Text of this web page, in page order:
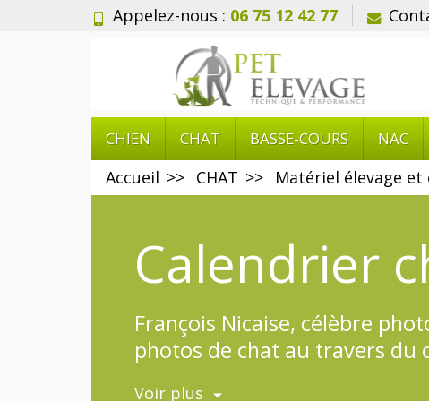
Appelez-nous : 06 75 12 42 77
CHIEN CHAT BASSE-COURS NAC
Accueil CHAT Matériel élevage
Calendrier
François Nicaise, célèbre
photos de chat au travers du
> Calendrier chat 2018 Edition
Voir plus